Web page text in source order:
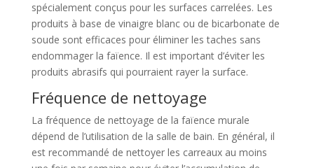
spécialement conçus pour les surfaces carrelées. Les
produits à base de vinaigre blanc ou de bicarbonate de
soude sont efficaces pour éliminer les taches sans
endommager la faïence. Il est important d’éviter les
produits abrasifs qui pourraient rayer la surface.
Fréquence de nettoyage
La fréquence de nettoyage de la faïence murale
dépend de l’utilisation de la salle de bain. En général, il
est recommandé de nettoyer les carreaux au moins